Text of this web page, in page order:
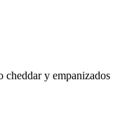
cheddar y empanizados